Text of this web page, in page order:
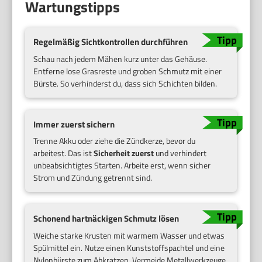
Wartungstipps
Regelmäßig Sichtkontrollen durchführen
Schau nach jedem Mähen kurz unter das Gehäuse.
Entferne lose Grasreste und groben Schmutz mit einer
Bürste. So verhinderst du, dass sich Schichten bilden.
Immer zuerst sichern
Trenne Akku oder ziehe die Zündkerze, bevor du
arbeitest. Das istSicherheit zuerstund verhindert
unbeabsichtigtes Starten. Arbeite erst, wenn sicher
Strom und Zündung getrennt sind.
Schonend hartnäckigen Schmutz lösen
Weiche starke Krusten mit warmem Wasser und etwas
Spülmittel ein. Nutze einen Kunststoffspachtel und eine